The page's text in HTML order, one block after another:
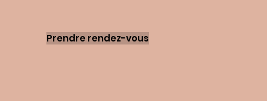
Prendre rendez-vous